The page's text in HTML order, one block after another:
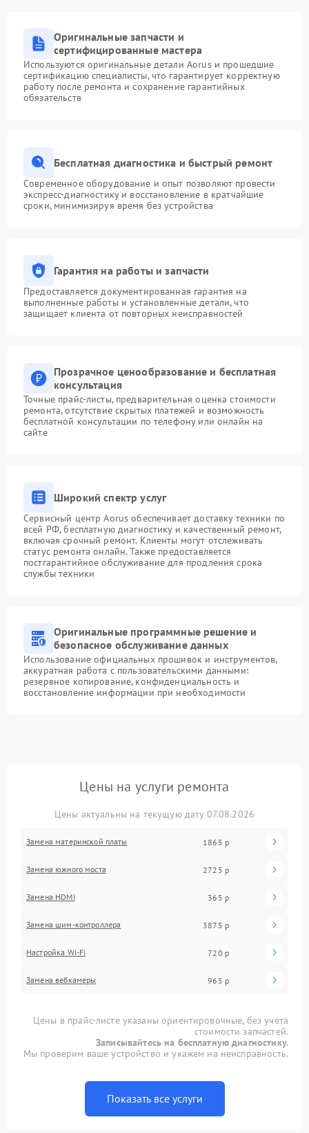
Оригинальные запчасти и
сертифицированные мастера
Используются оригинальные детали Aorus и прошедшие
сертификацию специалисты, что гарантирует корректную
работу после ремонта и сохранение гарантийных
обязательств
Бесплатная диагностика и быстрый ремонт
Современное оборудование и опыт позволяют провести
экспресс-диагностику и восстановление в кратчайшие
сроки, минимизируя время без устройства
Гарантия на работы и запчасти
Предоставляется документированная гарантия на
выполненные работы и установленные детали, что
защищает клиента от повторных неисправностей
Прозрачное ценообразование и бесплатная
консультация
Точные прайс-листы, предварительная оценка стоимости
ремонта, отсутствие скрытых платежей и возможность
бесплатной консультации по телефону или онлайн на
сайте
Широкий спектр услуг
Сервисный центр Aorus обеспечивает доставку техники по
всей РФ, бесплатную диагностику и качественный ремонт,
включая срочный ремонт. Клиенты могут отслеживать
статус ремонта онлайн. Также предоставляется
постгарантийное обслуживание для продления срока
службы техники
Оригинальные программные решение и
безопасное обслуживание данных
Использование официальных прошивок и инструментов,
аккуратная работа с пользовательскими данными:
резервное копирование, конфиденциальность и
восстановление информации при необходимости
Цены на услуги ремонта
Цены актуальны на текущую дату 07.08.2026
Замена материнской платы 1865 р
Замена южного моста 2725 р
Замена HDMI 365 р
Замена шим-контроллера 3875 р
Настройка Wi-Fi 720 р
Замена вебкамеры 965 р
Цены в прайс-листе указаны ориентировочные, без учета
стоимости запчастей.
Записывайтесь на бесплатную диагностику.
Мы проверим ваше устройство и укажем на неисправность.
Показать все услуги